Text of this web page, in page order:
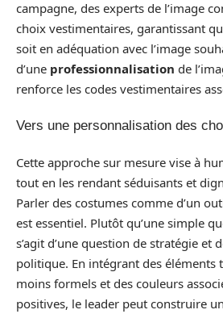
campagne, des experts de l’image
choix vestimentaires, garantissant
soit en adéquation avec l’image
d’une professionnalisation de
renforce les codes vestimentaires
Vers une personnalisation des
Cette approche sur mesure vise à
tout en les rendant séduisants et
Parler des costumes comme d’un
est essentiel. Plutôt qu’une simple
s’agit d’une question de stratégie et
politique. En intégrant des éléments
moins formels et des couleurs
positives, le leader peut construire